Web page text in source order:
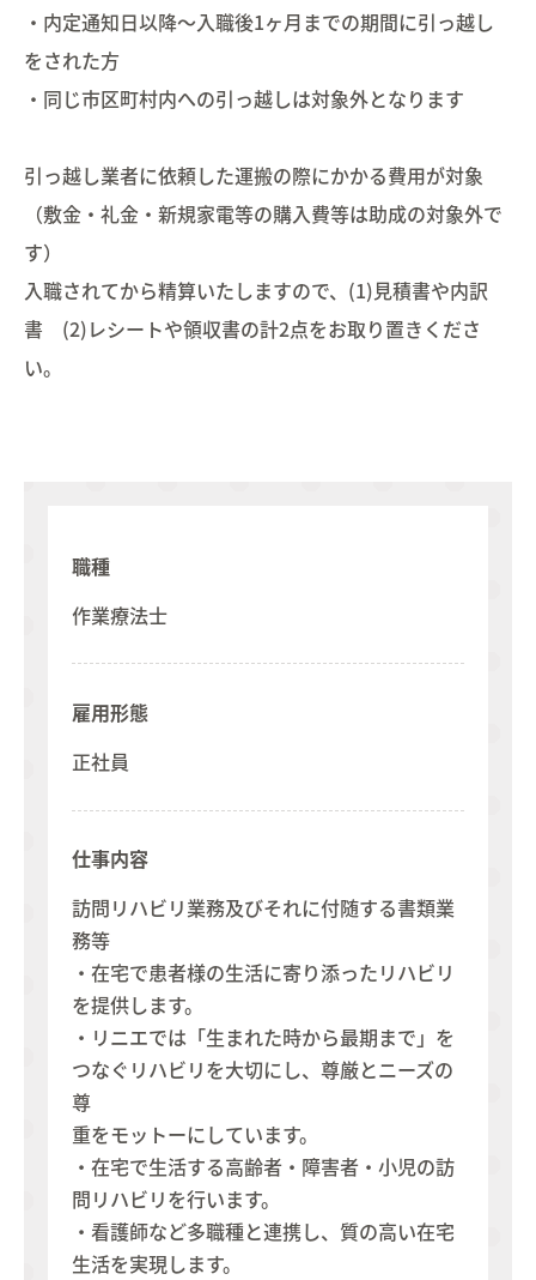
・内定通知日以降～入職後1ヶ月までの期間に引っ越し
をされた方
・同じ市区町村内への引っ越しは対象外となります
引っ越し業者に依頼した運搬の際にかかる費用が対象
（敷金・礼金・新規家電等の購入費等は助成の対象外で
す）
入職されてから精算いたしますので、(1)見積書や内訳
書 (2)レシートや領収書の計2点をお取り置きくださ
い。
職種
作業療法士
雇用形態
正社員
仕事内容
訪問リハビリ業務及びそれに付随する書類業
務等
・在宅で患者様の生活に寄り添ったリハビリ
を提供します。
・リニエでは「生まれた時から最期まで」を
つなぐリハビリを大切にし、尊厳とニーズの
尊
重をモットーにしています。
・在宅で生活する高齢者・障害者・小児の訪
問リハビリを行います。
・看護師など多職種と連携し、質の高い在宅
生活を実現します。